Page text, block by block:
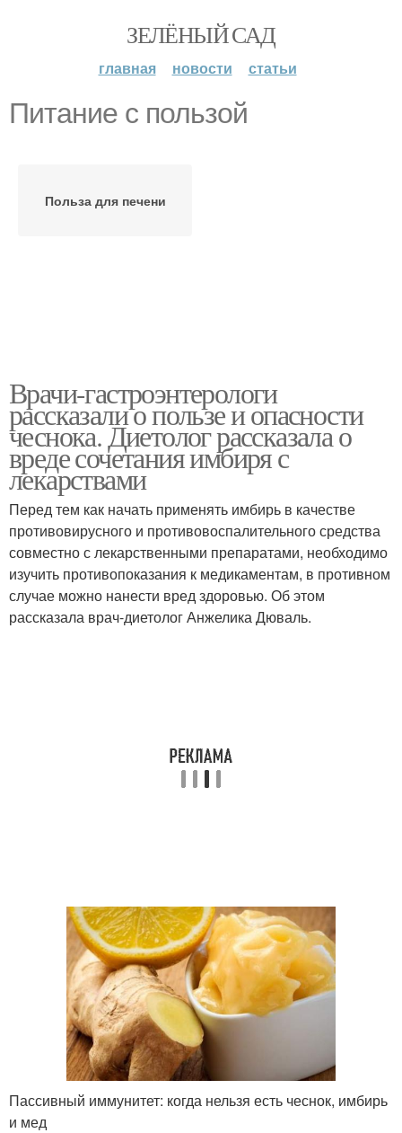
ЗЕЛЁНЫЙ САД
главная новости статьи
Питание с пользой
Польза для печени
Врачи-гастроэнтерологи
рассказали о пользе и опасности
чеснока. Диетолог рассказала о
вреде сочетания имбиря с
лекарствами
Перед тем как начать применять имбирь в качестве
противовирусного и противовоспалительного средства
совместно с лекарственными препаратами, необходимо
изучить противопоказания к медикаментам, в противном
случае можно нанести вред здоровью. Об этом
рассказала врач-диетолог Анжелика Дюваль.
Пассивный иммунитет: когда нельзя есть чеснок, имбирь
и мед